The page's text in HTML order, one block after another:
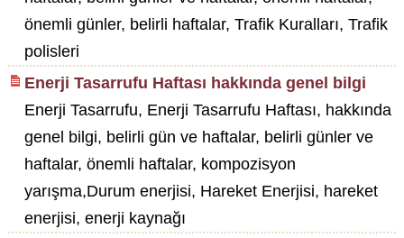
önemli günler, belirli haftalar, Trafik Kuralları, Trafik
polisleri
Enerji Tasarrufu Haftası hakkında genel bilgi
Enerji Tasarrufu, Enerji Tasarrufu Haftası, hakkında
genel bilgi, belirli gün ve haftalar, belirli günler ve
haftalar, önemli haftalar, kompozisyon
yarışma,Durum enerjisi, Hareket Enerjisi, hareket
enerjisi, enerji kaynağı